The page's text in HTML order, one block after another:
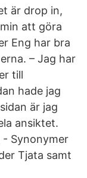
är drop in,
att göra
Eng har bra
– Jag har
till
hade jag
är jag
ansiktet.
Synonymer
Tjata samt